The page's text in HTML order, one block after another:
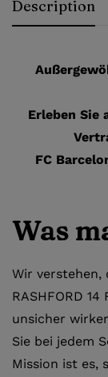
Description
Erleben Sie
FC
Was
Wir verstehen,
RASHFORD
unsicher
Sie bei jedem
Mission ist es,